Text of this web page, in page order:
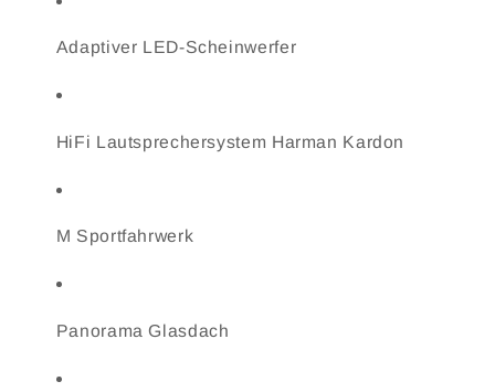
Adaptiver LED-Scheinwerfer
HiFi Lautsprechersystem Harman Kardon
M Sportfahrwerk
Panorama Glasdach